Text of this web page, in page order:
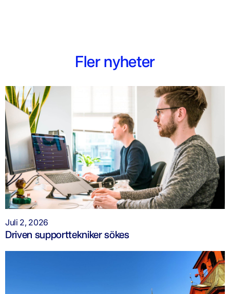
Fler nyheter
Juli 2, 2026
Driven supporttekniker sökes